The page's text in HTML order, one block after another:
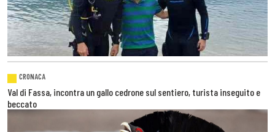
CRONACA
Val di Fassa, incontra un gallo cedrone sul sentiero, turista inseguito e
beccato